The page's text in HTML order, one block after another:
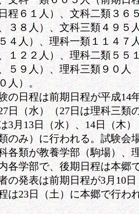
程６１人）、文科二類３６
３８人）、文科三類４９５
４人）、理科一類１１４７
１２２人）、理科二類５５
５９人）、理科三類９０人
人）。
日程は前期日程が平成14
日（水）（27日は理科三類
3月13日（水）、14日（木）
のみ）に行われる。試験会
各類が教養学部（駒場）、
各学部で、後期日程は本郷
の発表は前期日程が3月10日
は23日（土）に本郷で行わ